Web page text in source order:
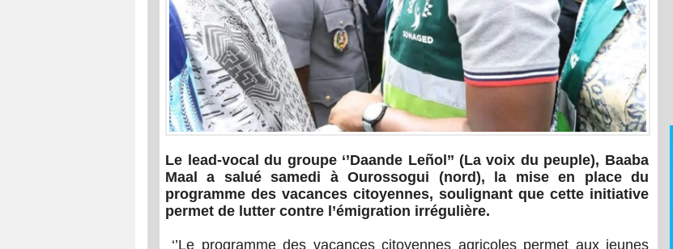
Le lead-vocal du groupe ‘’Daande Leñol’’ (La voix du peuple), Baaba
Maal a salué samedi à Ourossogui (nord), la mise en place du
programme des vacances citoyennes, soulignant que cette initiative
permet de lutter contre l’émigration irrégulière.
‘’Le programme des vacances citoyennes agricoles permet aux jeunes